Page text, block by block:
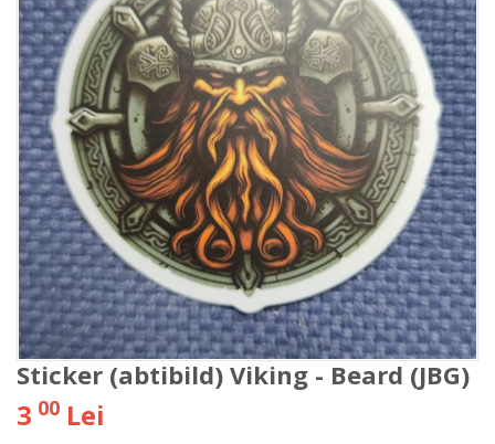
Sticker (abtibild) Viking - Beard (JBG)
3 00 Lei